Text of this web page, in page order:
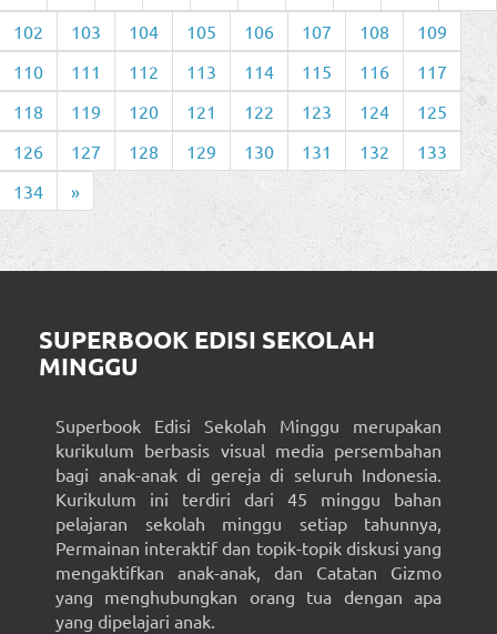
102
103 104 105 106 107 108
109
110
111 112 113 114 115 116
117
118
119 120 121 122 123 124
125
126
127 128 129 130 131 132
133
134
»
SUPERBOOK EDISI SEKOLAH
MINGGU
Superbook Edisi Sekolah Minggu merupakan
kurikulum berbasis visual media persembahan
bagi anak-anak di gereja di seluruh Indonesia.
Kurikulum ini terdiri dari 45 minggu bahan
pelajaran sekolah minggu setiap tahunnya,
Permainan interaktif dan topik-topik diskusi yang
mengaktifkan anak-anak, dan Catatan Gizmo
yang menghubungkan orang tua dengan apa
yang dipelajari anak.